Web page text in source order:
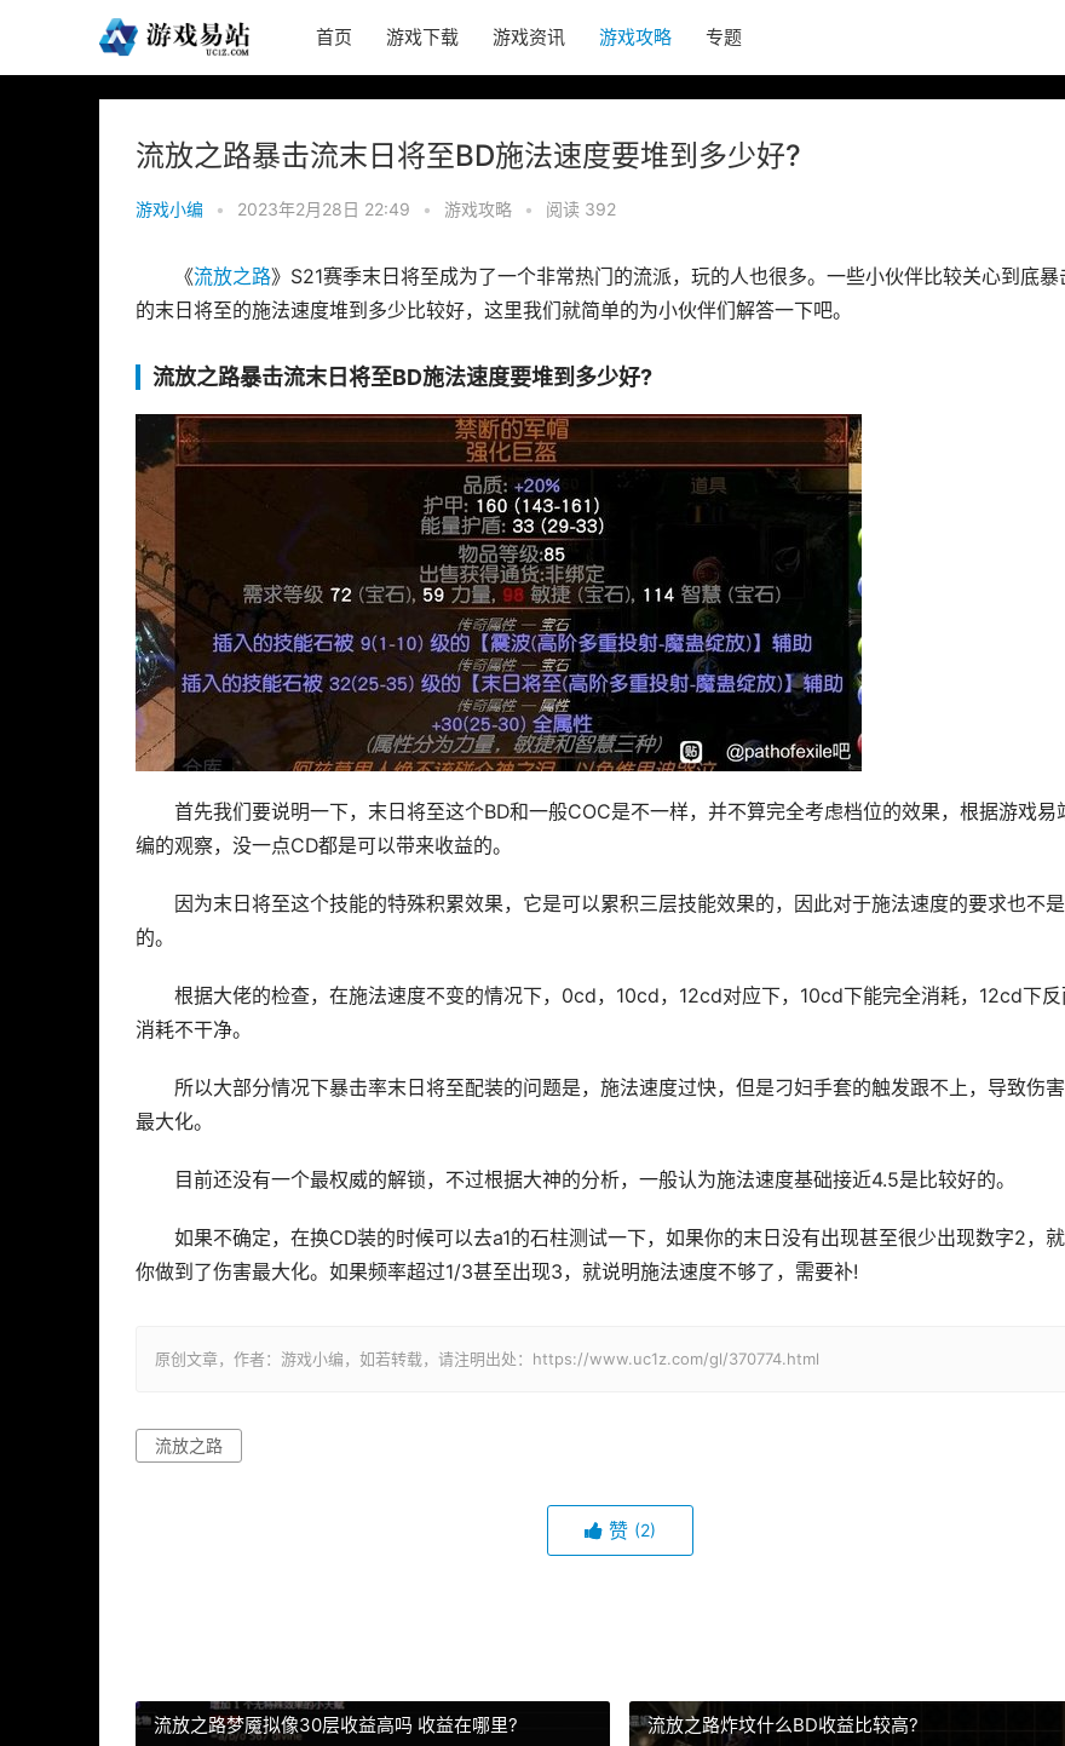
首页 游戏下载 游戏资讯 游戏攻略 专题
流放之路暴击流末日将至BD施法速度要堆到多少好?
游戏小编 • 2023年2月28日 22:49 • 游戏攻略 • 阅读 392
《流放之路》S21赛季末日将至成为了一个非常热门的流派，玩的人也很多。一些小伙伴比较关心到底暴
的末日将至的施法速度堆到多少比较好，这里我们就简单的为小伙伴们解答一下吧。
流放之路暴击流末日将至BD施法速度要堆到多少好?
首先我们要说明一下，末日将至这个BD和一般COC是不一样，并不算完全考虑档位的效果，根据游戏易
编的观察，没一点CD都是可以带来收益的。
因为末日将至这个技能的特殊积累效果，它是可以累积三层技能效果的，因此对于施法速度的要求也不
的。
根据大佬的检查，在施法速度不变的情况下，0cd，10cd，12cd对应下，10cd下能完全消耗，12cd下反
消耗不干净。
所以大部分情况下暴击率末日将至配装的问题是，施法速度过快，但是刁妇手套的触发跟不上，导致伤
最大化。
目前还没有一个最权威的解锁，不过根据大神的分析，一般认为施法速度基础接近4.5是比较好的。
如果不确定，在换CD装的时候可以去a1的石柱测试一下，如果你的末日没有出现甚至很少出现数字2，
你做到了伤害最大化。如果频率超过1/3甚至出现3，就说明施法速度不够了，需要补!
原创文章，作者：游戏小编，如若转载，请注明出处：https://www.uc1z.com/gl/370774.html
流放之路
赞 (2)
流放之路梦魇拟像30层收益高吗 收益在哪里? 流放之路炸坟什么BD收益比较高?